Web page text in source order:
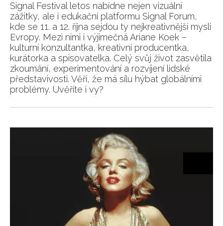
Signal Festival letos nabídne nejen vizuální
zážitky, ale i edukační platformu Signal Forum,
kde se 11. a 12. října sejdou ty nejkreativnější mysli
Evropy. Mezi nimi i výjimečná Ariane Koek –
kulturní konzultantka, kreativní producentka,
kurátorka a spisovatelka. Celý svůj život zasvětila
zkoumání, experimentování a rozvíjení lidské
představivosti. Věří, že má sílu hýbat globálními
problémy. Uvěříte i vy?